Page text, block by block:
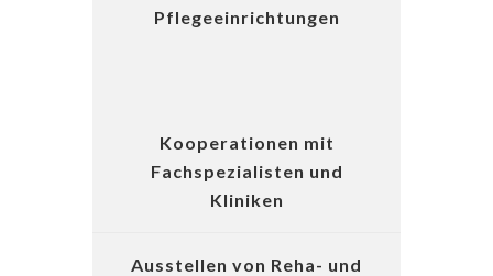
Pflegeeinrichtungen
Kooperationen mit
Fachspezialisten und
Kliniken
Ausstellen von Reha- und